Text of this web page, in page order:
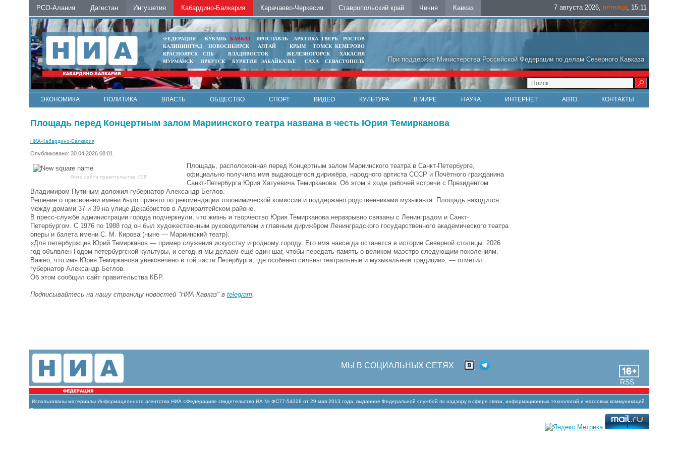
РСО-Алания Дагестан Ингушетия Кабардино-Балкария Карачаево-Черкесия Ставропольский край Чечня Кавказ 7 августа 2026, пятница, 15:11
При поддержке Министерства Российской Федерации по делам Северного Кавказа
ФЕДЕРАЦИЯ КУБАНЬ КАВКАЗ ЯРОСЛАВЛЬ АРКТИКА ТВЕРЬ
РОСТОВ
КАЛИНИНГРАД
НОВОСИБИРСК АЛТАЙ КРЫМ ТОМСК КЕМЕРОВО
КРАСНОЯРСК
СПБ ВЛАДИВОСТОК ЖЕЛЕЗНОГОРСК
ХАКАСИЯ
МУРМАНСК
ИРКУТСК БУРЯТИЯ ЗАБАЙКАЛЬЕ САХА СЕВАСТОПОЛЬ
ЭКОНОМИКА ПОЛИТИКА ВЛАСТЬ ОБЩЕСТВО СПОРТ ВИДЕО КУЛЬТУРА В МИРЕ НАУКА ИНТЕРНЕТ АВТО КОНТАКТЫ
Площадь перед Концертным залом Мариинского театра названа в честь Юрия Темирканова
НИА-Кабардино-Балкария
Опубликовано: 30.04.2026 08:01
Фото сайта правительства КБР
Площадь, расположенная перед Концертным залом Мариинского театра в Санкт-Петербурге,
официально получила имя выдающегося дирижёра, народного артиста СССР и Почётного гражданина
Санкт-Петербурга Юрия Хатуевича Темирканова. Об этом в ходе рабочей встречи с Президентом
Владимиром Путиным доложил губернатор Александр Беглов.
Решение о присвоении имени было принято по рекомендации топонимической комиссии и поддержано родственниками музыканта. Площадь находится
между домами 37 и 39 на улице Декабристов в Адмиралтейском районе.
В пресс-службе администрации города подчеркнули, что жизнь и творчество Юрия Темирканова неразрывно связаны с Ленинградом и Санкт-
Петербургом. С 1976 по 1988 год он был художественным руководителем и главным дирижёром Ленинградского государственного академического театра
оперы и балета имени С. М. Кирова (ныне — Мариинский театр).
«Для петербуржцев Юрий Темирканов — пример служения искусству и родному городу. Его имя навсегда останется в истории Северной столицы. 2026
год объявлен Годом петербургской культуры, и сегодня мы делаем ещё один шаг, чтобы передать память о великом маэстро следующим поколениям.
Важно, что имя Юрия Темирканова увековечено в той части Петербурга, где особенно сильны театральные и музыкальные традиции», — отметил
губернатор Александр Беглов.
Об этом сообщил сайт правительства КБР.
Подписывайтесь на нашу страницу новостей "НИА-Кавказ" в telegram
RSS
МЫ В СОЦИАЛЬНЫХ СЕТЯХ
Использованы материалы Информационного агентства НИА «Федерация» свидетельство ИА № ФС77-54328 от 29 мая 2013 года, выданное Федеральной службой по надзору в сфере связи, информационных технологий и массовых коммуникаций
(Роскомнадзор)